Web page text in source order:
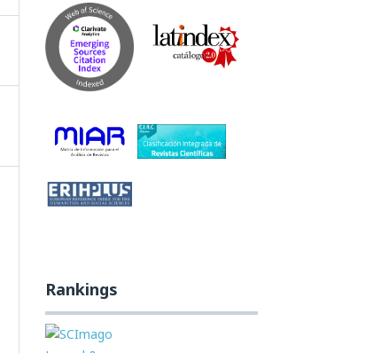
Rankings